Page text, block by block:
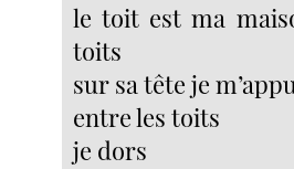
le toit est ma
toits
sur sa tête je
entre les toits
je dors